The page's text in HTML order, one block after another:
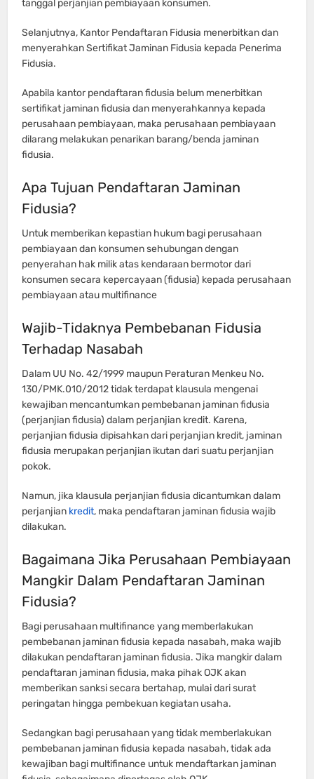
tanggal perjanjian pembiayaan konsumen.
Selanjutnya, Kantor Pendaftaran Fidusia menerbitkan dan
menyerahkan Sertifikat Jaminan Fidusia kepada Penerima
Fidusia.
Apabila kantor pendaftaran fidusia belum menerbitkan
sertifikat jaminan fidusia dan menyerahkannya kepada
perusahaan pembiayaan, maka perusahaan pembiayaan
dilarang melakukan penarikan barang/benda jaminan
fidusia.
Apa Tujuan Pendaftaran Jaminan
Fidusia?
Untuk memberikan kepastian hukum bagi perusahaan
pembiayaan dan konsumen sehubungan dengan
penyerahan hak milik atas kendaraan bermotor dari
konsumen secara kepercayaan (fidusia) kepada perusahaan
pembiayaan atau multifinance
Wajib-Tidaknya Pembebanan Fidusia
Terhadap Nasabah
Dalam UU No. 42/1999 maupun Peraturan Menkeu No.
130/PMK.010/2012 tidak terdapat klausula mengenai
kewajiban mencantumkan pembebanan jaminan fidusia
(perjanjian fidusia) dalam perjanjian kredit. Karena,
perjanjian fidusia dipisahkan dari perjanjian kredit, jaminan
fidusia merupakan perjanjian ikutan dari suatu perjanjian
pokok.
Namun, jika klausula perjanjian fidusia dicantumkan dalam
perjanjian kredit, maka pendaftaran jaminan fidusia wajib
dilakukan.
Bagaimana Jika Perusahaan Pembiayaan
Mangkir Dalam Pendaftaran Jaminan
Fidusia?
Bagi perusahaan multifinance yang memberlakukan
pembebanan jaminan fidusia kepada nasabah, maka wajib
dilakukan pendaftaran jaminan fidusia. Jika mangkir dalam
pendaftaran jaminan fidusia, maka pihak OJK akan
memberikan sanksi secara bertahap, mulai dari surat
peringatan hingga pembekuan kegiatan usaha.
Sedangkan bagi perusahaan yang tidak memberlakukan
pembebanan jaminan fidusia kepada nasabah, tidak ada
kewajiban bagi multifinance untuk mendaftarkan jaminan